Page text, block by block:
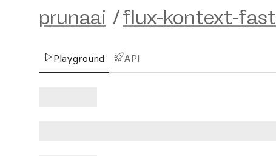
prunaai /flux-kontext-fast
Playground API